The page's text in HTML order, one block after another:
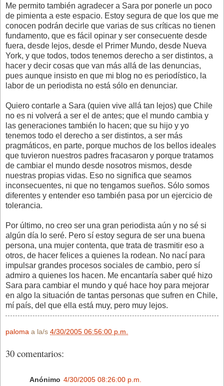
Me permito también agradecer a Sara por ponerle un poco
de pimienta a este espacio. Estoy segura de que los que me
conocen podrán decirle que varias de sus críticas no tienen
fundamento, que es fácil opinar y ser consecuente desde
fuera, desde lejos, desde el Primer Mundo, desde Nueva
York, y que todos, todos tenemos derecho a ser distintos, a
hacer y decir cosas que van más allá de las denuncias,
pues aunque insisto en que mi blog no es periodístico, la
labor de un periodista no está sólo en denunciar.
Quiero contarle a Sara (quien vive allá tan lejos) que Chile
no es ni volverá a ser el de antes; que el mundo cambia y
las generaciones también lo hacen; que su hijo y yo
tenemos todo el derecho a ser distintos, a ser más
pragmáticos, en parte, porque muchos de los bellos ideales
que tuvieron nuestros padres fracasaron y porque tratamos
de cambiar el mundo desde nosotros mismos, desde
nuestras propias vidas. Eso no significa que seamos
inconsecuentes, ni que no tengamos sueños. Sólo somos
diferentes y entender eso también pasa por un ejercicio de
tolerancia.
Por último, no creo ser una gran periodista aún y no sé si
algún día lo seré. Pero sí estoy segura de ser una buena
persona, una mujer contenta, que trata de trasmitir eso a
otros, de hacer felices a quienes la rodean. No nací para
impulsar grandes procesos sociales de cambio, pero sí
admiro a quienes los hacen. Me encantaría saber qué hizo
Sara para cambiar el mundo y qué hace hoy para mejorar
en algo la situación de tantas personas que sufren en Chile,
mí país, del que ella está muy, pero muy lejos.
paloma a la/s 4/30/2005 06:56:00 p.m.
30 comentarios:
Anónimo 4/30/2005 08:26:00 p.m.